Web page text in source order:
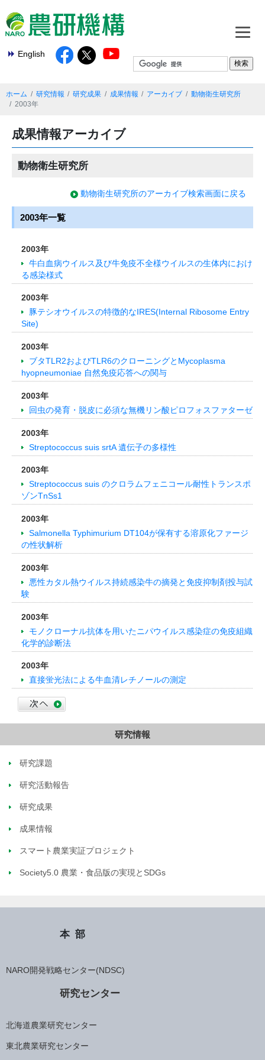
English
ホーム 研究情報 研究成果 成果情報 アーカイブ
動物衛生研究所
2003年
成果情報アーカイブ
動物衛生研究所
動物衛生研究所のアーカイブ検索画面に戻る
2003年一覧
2003年
牛白血病ウイルス及び牛免疫不全様ウイルスの生体内におけ
る感染様式
2003年
豚テシオウイルスの特徴的なIRES(Internal Ribosome Entry
Site)
2003年
ブタTLR2およびTLR6のクローニングとMycoplasma
hyopneumoniae 自然免疫応答への関与
2003年
回虫の発育・脱皮に必須な無機リン酸ピロフォスファターゼ
2003年
Streptococcus suis srtA 遺伝子の多様性
2003年
Streptococcus suis のクロラムフェニコール耐性トランスポ
ゾンTnSs1
2003年
Salmonella Typhimurium DT104が保有する溶原化ファージ
の性状解析
2003年
悪性カタル熱ウイルス持続感染牛の摘発と免疫抑制剤投与試
験
2003年
モノクローナル抗体を用いたニパウイルス感染症の免疫組織
化学的診断法
2003年
直接蛍光法による牛血清レチノールの測定
研究情報
研究課題
研究活動報告
研究成果
成果情報
スマート農業実証プロジェクト
Society5.0 農業・食品版の実現とSDGs
本部
NARO開発戦略センター(NDSC)
研究センター
北海道農業研究センター
東北農業研究センター